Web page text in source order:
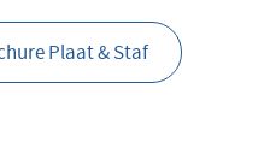
Plaat & Staf